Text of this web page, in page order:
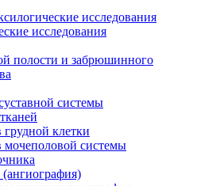
исследования
исследования
полости и забрюшинного
системы
клетки
мочеполовой системы